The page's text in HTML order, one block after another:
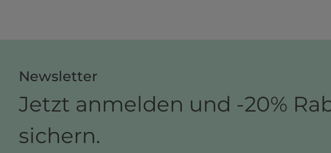
Newsletter
Jetzt anmelden und -20%
sichern.